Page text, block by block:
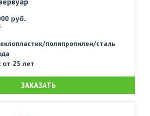
руб.
полипропилен/сталь
от 25 лет
ЗАКАЗАТЬ